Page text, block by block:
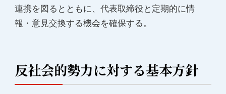
連携を図るとともに、代表取締役と定期的に情
報・意見交換する機会を確保する。
反社会的勢力に対する基本方針